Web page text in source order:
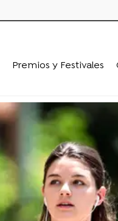
Premios y Festivales